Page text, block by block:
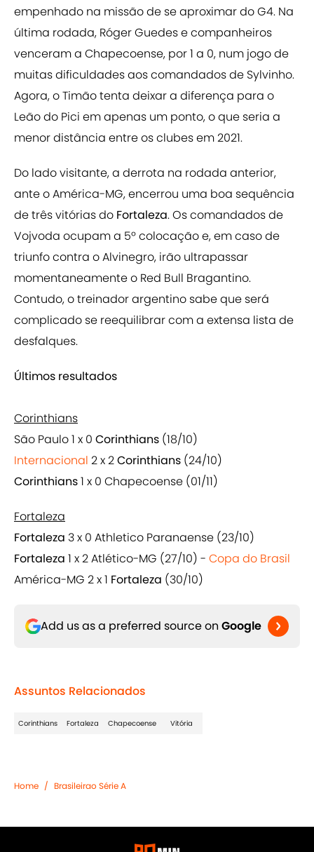
empenhado na missão de se aproximar do G4. Na
última rodada, Róger Guedes e companheiros
venceram a Chapecoense, por 1 a 0, num jogo de
muitas dificuldades aos comandados de Sylvinho.
Agora, o Timão tenta deixar a diferença para o
Leão do Pici em apenas um ponto, o que seria a
menor distância entre os clubes em 2021.
Do lado visitante, a derrota na rodada anterior,
ante o América-MG, encerrou uma boa sequência
de três vitórias do Fortaleza. Os comandados de
Vojvoda ocupam a 5º colocação e, em caso de
triunfo contra o Alvinegro, irão ultrapassar
momentaneamente o Red Bull Bragantino.
Contudo, o treinador argentino sabe que será
complicado se reequilibrar com a extensa lista de
desfalques.
Últimos resultados
Corinthians
São Paulo 1 x 0 Corinthians (18/10)
Internacional 2 x 2Corinthians (24/10)
Corinthians1 x 0 Chapecoense (01/11)
Fortaleza
Fortaleza 3 x 0 Athletico Paranaense (23/10)
Fortaleza 1 x 2 Atlético-MG (27/10) - Copa do Brasil
América-MG 2 x 1 Fortaleza (30/10)
Add us as a preferred source on Google
Assuntos Relacionados
Corinthians Fortaleza Chapecoense Vitória
Home / Brasileirao Série A